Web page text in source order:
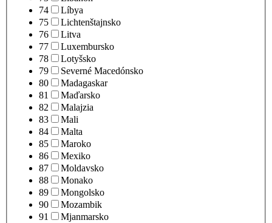
74
Líbya
75
Lichtenštajnsko
76
Litva
77
Luxembursko
78
Lotyšsko
79
Severné Macedónsko
80
Madagaskar
81
Maďarsko
82
Malajzia
83
Mali
84
Malta
85
Maroko
86
Mexiko
87
Moldavsko
88
Monako
89
Mongolsko
90
Mozambik
91
Mjanmarsko